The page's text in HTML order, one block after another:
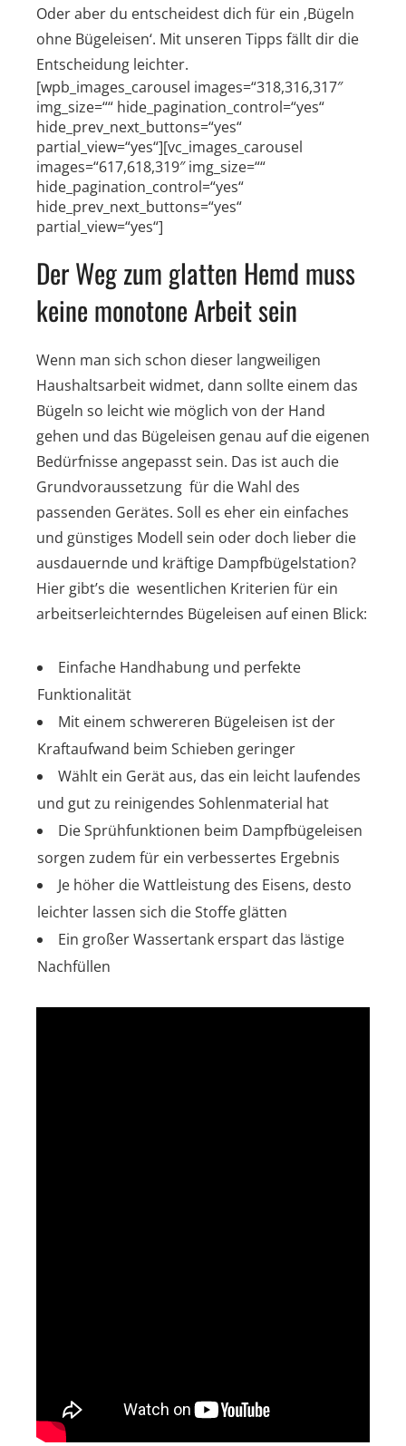
Oder aber du entscheidest dich für ein ‚Bügeln
ohne Bügeleisen‘. Mit unseren Tipps fällt dir die
Entscheidung leichter.
[wpb_images_carousel images=“318,316,317″
img_size=““ hide_pagination_control=“yes“
hide_prev_next_buttons=“yes“
partial_view=“yes“][vc_images_carousel
images=“617,618,319″ img_size=““
hide_pagination_control=“yes“
hide_prev_next_buttons=“yes“
partial_view=“yes“]
Der Weg zum glatten Hemd muss
keine monotone Arbeit sein
Wenn man sich schon dieser langweiligen
Haushaltsarbeit widmet, dann sollte einem das
Bügeln so leicht wie möglich von der Hand
gehen und das Bügeleisen genau auf die eigenen
Bedürfnisse angepasst sein. Das ist auch die
Grundvoraussetzung für die Wahl des
passenden Gerätes. Soll es eher ein einfaches
und günstiges Modell sein oder doch lieber die
ausdauernde und kräftige Dampfbügelstation?
Hier gibt’s die wesentlichen Kriterien für ein
arbeitserleichterndes Bügeleisen auf einen Blick:
Einfache Handhabung und perfekte
Funktionalität
Mit einem schwereren Bügeleisen ist der
Kraftaufwand beim Schieben geringer
Wählt ein Gerät aus, das ein leicht laufendes
und gut zu reinigendes Sohlenmaterial hat
Die Sprühfunktionen beim Dampfbügeleisen
sorgen zudem für ein verbessertes Ergebnis
Je höher die Wattleistung des Eisens, desto
leichter lassen sich die Stoffe glätten
Ein großer Wassertank erspart das lästige
Nachfüllen